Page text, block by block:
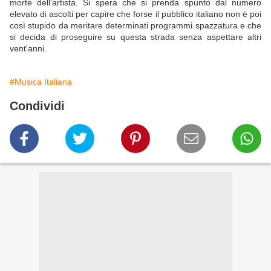
morte dell'artista. Si spera che si prenda spunto dal numero
elevato di ascolti per capire che forse il pubblico italiano non è poi
così stupido da meritare determinati programmi spazzatura e che
si decida di proseguire su questa strada senza aspettare altri
vent'anni.
#Musica Italiana
Condividi